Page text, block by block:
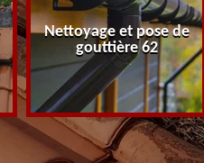
Nettoyage et pose de
gouttière 62